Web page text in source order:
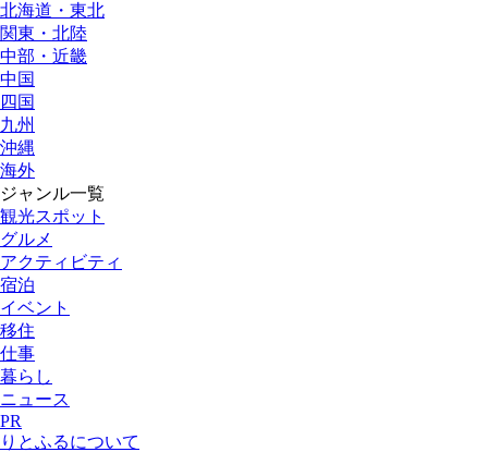
北海道・東北
関東・北陸
中部・近畿
中国
四国
九州
沖縄
海外
ジャンル一覧
観光スポット
グルメ
アクティビティ
宿泊
イベント
移住
仕事
暮らし
ニュース
PR
りとふるについて